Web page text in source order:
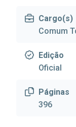
Cargo(s)
Comum
Edição
Oficial
Páginas
396